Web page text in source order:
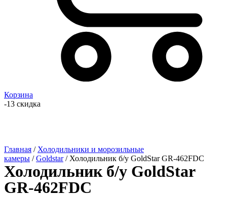
Корзина
-13 скидка
Главная / Холодильники и морозильные
камеры /Goldstar/ Холодильник б/у GoldStar GR-462FDC
Холодильник б/у GoldStar
GR-462FDC